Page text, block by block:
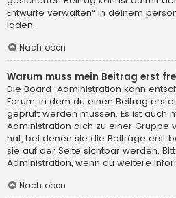
Entwürfe verwalten“ in deinem
laden.
Nach oben
Warum muss mein Beitrag erst
Die Board-Administration kann
Forum, in dem du einen Beitrag
geprüft werden müssen. Es ist auch
Administration dich zu einer Gruppe
hat, bei denen sie die Beiträge erst
sie auf der Seite sichtbar werden.
Administration, wenn du weitere
Nach oben